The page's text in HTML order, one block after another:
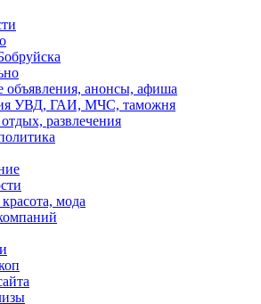
объявления, анонсы, афиша
УВД, ГАИ, МЧС, таможня
развлечения
мода